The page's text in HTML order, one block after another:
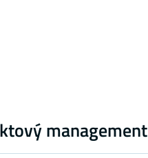
management